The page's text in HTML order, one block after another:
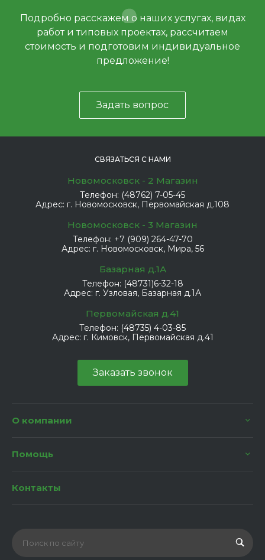
Подробно расскажем о наших услугах, видах
работ и типовых проектах, рассчитаем
стоимость и подготовим индивидуальное
предложение!
Задать вопрос
СВЯЗАТЬСЯ С НАМИ
Новомосковск - 2 Магазин
Телефон: (48762) 7-05-45
Адрес: г. Новомосковск, Первомайская д.108
Новомосковск - 3 Магазин
Телефон: +7 (909) 264-47-70
Адрес: г. Новомосковск, Мира, 56
Базарная д.1А
Телефон: (48731)6-32-18
Адрес: г. Узловая, Базарная д.1А
Первомайская д.41
Телефон: (48735) 4-03-85
Адрес: г. Кимовск, Первомайская д.41
Заказать звонок
О компании
Помощь
Контакты